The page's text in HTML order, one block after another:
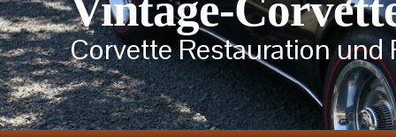
Corvette Restauration und